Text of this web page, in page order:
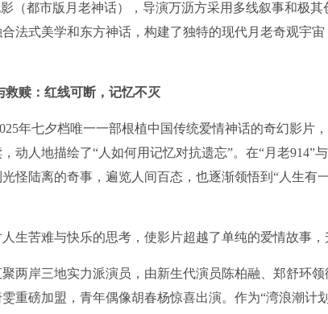
（都市版月老神话），导演万沥方采用多线叙事和极其
法式美学和东方神话，构建了独特的现代月老奇观宇
救赎 ：红线可断 ， 记忆不灭
年七夕档唯一一部根植中国传统爱情神话的奇幻影片，
，动人地描绘了“ 人如何用记忆对抗遗忘”。 在“月老914”
怪陆离的奇事， 遍览人间百态 ，也逐渐领悟到 “人生有
生苦难与快乐的思考，使影片超越了单纯的爱情故事，
两岸三地实力派演员，由新生代演员陈柏融、郑舒环
重磅加盟，青年偶像胡春杨惊喜出演。作为“湾浪潮计